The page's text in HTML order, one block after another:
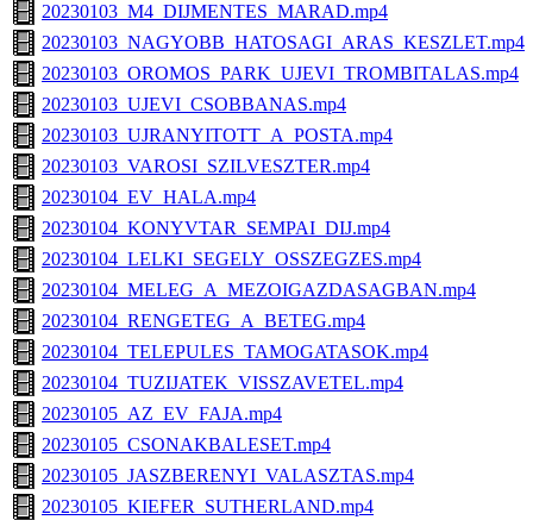
20230103_M4_DIJMENTES_MARAD.mp4
20230103_NAGYOBB_HATOSAGI_ARAS_KESZLET.mp4
20230103_OROMOS_PARK_UJEVI_TROMBITALAS.mp4
20230103_UJEVI_CSOBBANAS.mp4
20230103_UJRANYITOTT_A_POSTA.mp4
20230103_VAROSI_SZILVESZTER.mp4
20230104_EV_HALA.mp4
20230104_KONYVTAR_SEMPAI_DIJ.mp4
20230104_LELKI_SEGELY_OSSZEGZES.mp4
20230104_MELEG_A_MEZOIGAZDASAGBAN.mp4
20230104_RENGETEG_A_BETEG.mp4
20230104_TELEPULES_TAMOGATASOK.mp4
20230104_TUZIJATEK_VISSZAVETEL.mp4
20230105_AZ_EV_FAJA.mp4
20230105_CSONAKBALESET.mp4
20230105_JASZBERENYI_VALASZTAS.mp4
20230105_KIEFER_SUTHERLAND.mp4